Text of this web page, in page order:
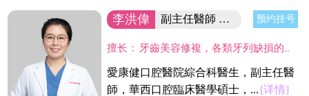
李洪偉 副主任醫師 口腔醫學碩士 预约挂号
擅长： 牙齒美容修複，各類牙列缺損的固定及活動義齒的修複、鑄造支架式可摘局部義齒、 數字化修複、種植上部義齒修複等。在口腔數字化修複、口腔色度學、口腔仿生材料等領域進行過深入研究，成績顯著。
愛康健口腔醫院綜合科醫生，副主任醫
師，華西口腔臨床醫學碩士，... [详情]